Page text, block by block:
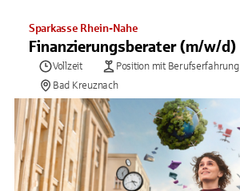
Sparkasse Rhein-Nahe
Finanzierungsberater (m/w/d)
Vollzeit
Position mit Berufserfahrung
Bad Kreuznach